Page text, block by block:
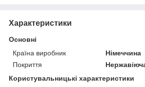
Характеристики
Основні
Країна виробник
Німеччина
Покриття
Користувальницькі характеристики